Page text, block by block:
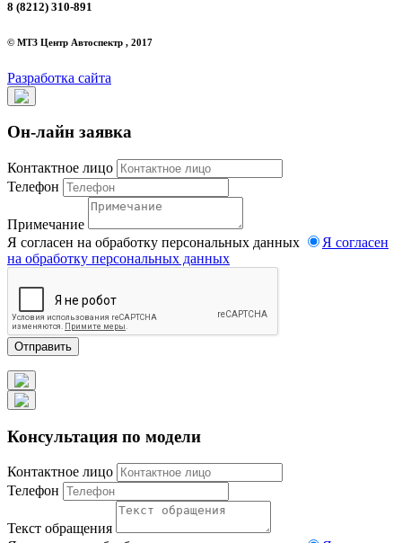
8 (8212) 310-891
© МТЗ Центр Автоспектр , 2017
Разработка сайта
Он-лайн заявка
Контактное лицо
Телефон
Примечание
Я согласен на обработку персональных данных
Я согласен
на обработку персональных данных
Отправить
Консультация по модели
Контактное лицо
Телефон
Текст обращения